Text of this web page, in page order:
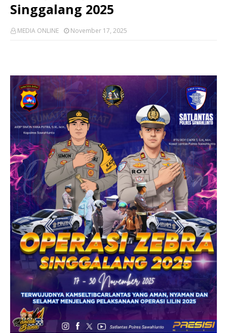
Singgalang 2025
MEDIA ONLINE November 17, 2025